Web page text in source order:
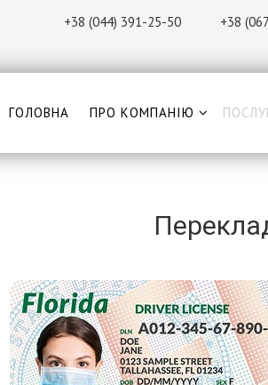
+38 (044) 391-25-50 +38
ГОЛОВНА ПРО КОМПАНІЮ